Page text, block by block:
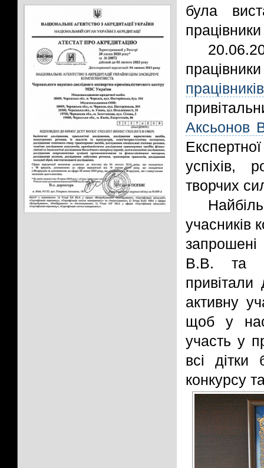
була
працівників
Аксьонов
успіхів,
творчих
учасників
В.В. та
привітали
активну
щоб у
участь у
всі дітки
конкурсу